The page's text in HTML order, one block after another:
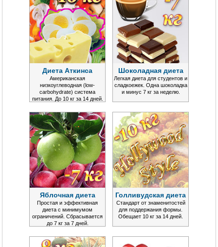
Диета Аткинса
Американская
низкоуглеводная (low-
carbohydrate) система
питания. До 10 кг за 14 дней.
Шоколадная диета
Легкая диета для студентов и
сладкоежек. Одна шоколадка
и минус 7 кг за неделю.
Яблочная диета
Простая и эффективная
диета с минимумом
ограничений. Сбрасывается
до 7 кг за 7 дней.
Голливудская диета
Стандарт от знаменитостей
для поддержания формы.
Обещает 10 кг за 14 дней.